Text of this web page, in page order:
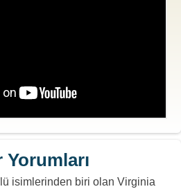
isimlerinden biri olan Virginia